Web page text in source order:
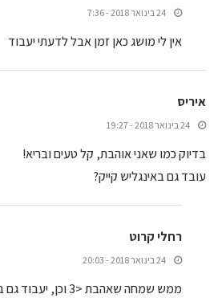
24 בינואר 2018 - 7:36
אין לי מושג כאן זמן אבל לדעתי יעבוד
איריס
24 בינואר 2018 - 19:27
בדיוק כמו שאני אוהבת, קל טעים ובריא!
עובד גם באינגליש קייק?
רחלי קרוט
24 בינואר 2018 - 20:03
ממש שמחה שאהבת <3